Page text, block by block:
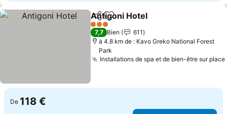
PartagerAjouter à mes favoris
Antigoni Hotel
3 Étoiles
7,7 Bien
611
à 4.8 km de : Kavo Greko National Forest
Park
Installations de spa et de bien-être sur place
De 118 €